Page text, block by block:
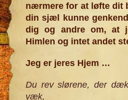
nærmere for at løfte dit
din sjæl kunne
dig og andre om, at
Himlen og intet andet
Jeg er jeres Hjem …
Du rev slørene, der
væk,